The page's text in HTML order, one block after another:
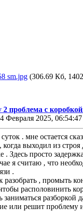
sm.jpg (306.69 Кб,
2 проблема с
Февраля 2025,
. мне остается
когда выходил из
. Здесь просто
я считаю , что
.
разобрать , промыть
располовинить
заниматься
или решит проблему